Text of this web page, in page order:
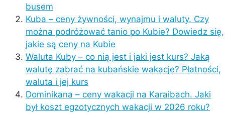
busem
Kuba – ceny żywności, wynajmu i waluty. Czy
można podróżować tanio po Kubie? Dowiedz się,
jakie są ceny na Kubie
Waluta Kuby – co nią jest i jaki jest kurs? Jaką
walutę zabrać na kubańskie wakacje? Płatności,
waluta i jej kurs
Dominikana – ceny wakacji na Karaibach. Jaki
był koszt egzotycznych wakacji w 2026 roku?